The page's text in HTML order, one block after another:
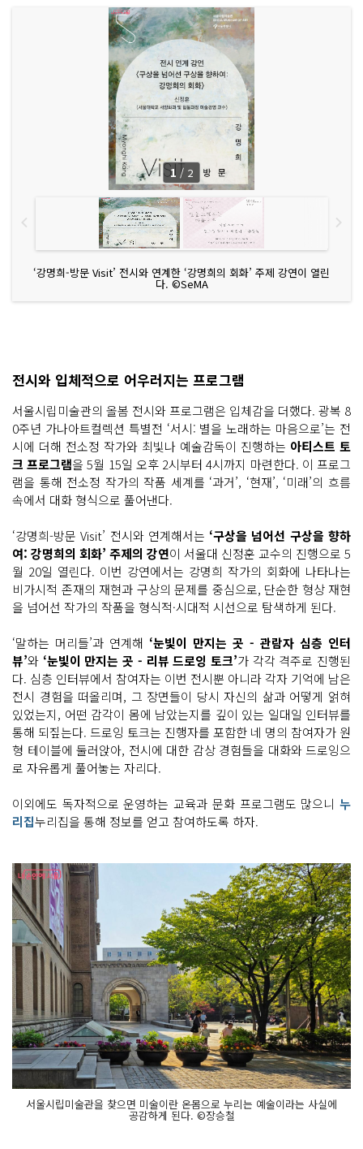
‘강명희-방문 Visit’ 전시와 연계한 ‘강명희의 회화’ 주제 강연이 열린
다. ©SeMA
1 / 2
전시와 입체적으로 어우러지는 프로그램
서울시립미술관의 올봄 전시와 프로그램은 입체감을 더했다. 광복 8
0주년 가나아트컬렉션 특별전 ‘서시: 별을 노래하는 마음으로’는 전
시에 더해 전소정 작가와 최빛나 예술감독이 진행하는 아티스트 토
크 프로그램을 5월 15일 오후 2시부터 4시까지 마련한다. 이 프로그
램을 통해 전소정 작가의 작품 세계를 ‘과거’, ‘현재’, ‘미래’의 흐름
속에서 대화 형식으로 풀어낸다.
‘강명희-방문 Visit’ 전시와 연계해서는 ‘구상을 넘어선 구상을 향하
여: 강명희의 회화’ 주제의 강연이 서울대 신정훈 교수의 진행으로 5
월 20일 열린다. 이번 강연에서는 강명희 작가의 회화에 나타나는
비가시적 존재의 재현과 구상의 문제를 중심으로, 단순한 형상 재현
을 넘어선 작가의 작품을 형식적·시대적 시선으로 탐색하게 된다.
‘말하는 머리들’과 연계해 ‘눈빛이 만지는 곳 - 관람자 심층 인터
뷰’와 ‘눈빛이 만지는 곳 - 리뷰 드로잉 토크’가 각각 격주로 진행된
다. 심층 인터뷰에서 참여자는 이번 전시뿐 아니라 각자 기억에 남은
전시 경험을 떠올리며, 그 장면들이 당시 자신의 삶과 어떻게 얽혀
있었는지, 어떤 감각이 몸에 남았는지를 깊이 있는 일대일 인터뷰를
통해 되짚는다. 드로잉 토크는 진행자를 포함한 네 명의 참여자가 원
형 테이블에 둘러앉아, 전시에 대한 감상 경험들을 대화와 드로잉으
로 자유롭게 풀어놓는 자리다.
이외에도 독자적으로 운영하는 교육과 문화 프로그램도 많으니 누
리집누리집을 통해 정보를 얻고 참여하도록 하자.
서울시립미술관을 찾으면 미술이란 온몸으로 누리는 예술이라는 사실에
공감하게 된다. ©장승철